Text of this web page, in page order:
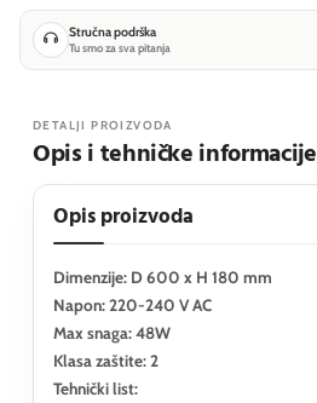
Stručna podrška
Tu smo za sva pitanja
DETALJI PROIZVODA
Opis i tehničke informacije
Opis proizvoda
Dimenzije: D 600 x H 180 mm
Napon: 220-240 V AC
Max snaga: 48W
Klasa zaštite: 2
Tehnički list: